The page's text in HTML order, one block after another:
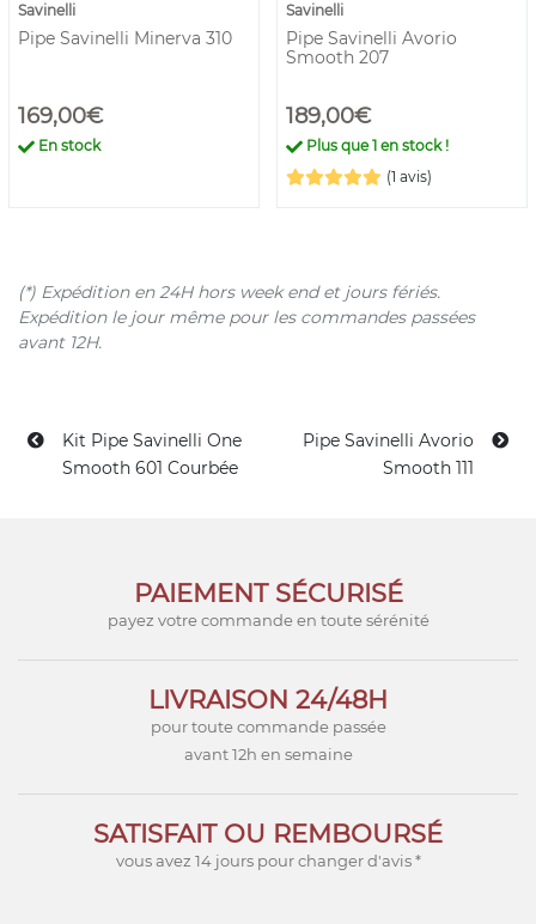
Savinelli
Pipe Savinelli Minerva 310
169,00€
En stock
Savinelli
Pipe Savinelli Avorio
Smooth 207
189,00€
Plus que1 en stock !
(1 avis)
(*) Expédition en 24H hors week end et jours fériés.
Expédition le jour même pour les commandes passées
avant 12H.
Kit Pipe Savinelli One
Smooth 601 Courbée
Pipe Savinelli Avorio
Smooth 111
PAIEMENT SÉCURISÉ
payez votre commande en toute sérénité
LIVRAISON 24/48H
pour toute commande passée
avant 12h en semaine
SATISFAIT OU REMBOURSÉ
vous avez 14 jours pour changer d'avis *